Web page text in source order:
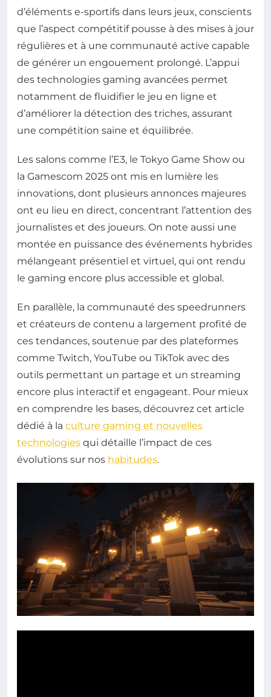
d’éléments e-sportifs dans leurs jeux, conscients
que l’aspect compétitif pousse à des mises à jour
régulières et à une communauté active capable
de générer un engouement prolongé. L’appui
des technologies gaming avancées permet
notamment de fluidifier le jeu en ligne et
d’améliorer la détection des triches, assurant
une compétition saine et équilibrée.
Les salons comme l’E3, le Tokyo Game Show ou
la Gamescom 2025 ont mis en lumière les
innovations, dont plusieurs annonces majeures
ont eu lieu en direct, concentrant l’attention des
journalistes et des joueurs. On note aussi une
montée en puissance des événements hybrides
mélangeant présentiel et virtuel, qui ont rendu
le gaming encore plus accessible et global.
En parallèle, la communauté des speedrunners
et créateurs de contenu a largement profité de
ces tendances, soutenue par des plateformes
comme Twitch, YouTube ou TikTok avec des
outils permettant un partage et un streaming
encore plus interactif et engageant. Pour mieux
en comprendre les bases, découvrez cet article
dédié à la culture gaming et nouvelles
technologies qui détaille l’impact de ces
évolutions sur nos habitudes.